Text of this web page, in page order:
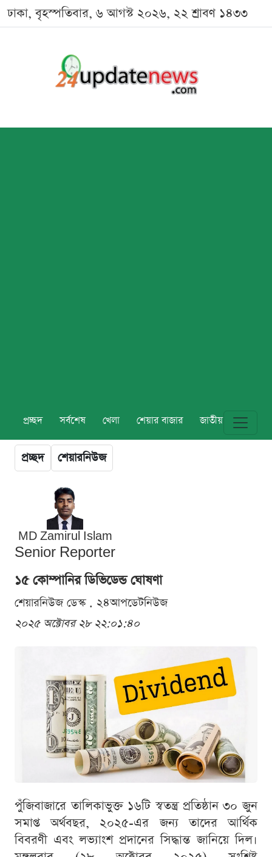
ঢাকা, বৃহস্পতিবার, ৬ আগস্ট ২০২৬, ২২ শ্রাবণ ১৪৩৩
প্রচ্ছদ সর্বশেষ খেলা শেয়ার বাজার জাতীয় বিশ্ব
প্রচ্ছদ শেয়ারনিউজ
MD Zamirul Islam
Senior Reporter
১৫ কোম্পানির ডিভিডেন্ড ঘোষণা
শেয়ারনিউজ ডেস্ক . ২৪আপডেটনিউজ
২০২৫ অক্টোবর ২৮ ২২:০১:৪০
পুঁজিবাজারে তালিকাভুক্ত ১৬টি স্বতন্ত্র প্রতিষ্ঠান ৩০ জুন
সমাপ্ত অর্থবছর, ২০২৫-এর জন্য তাদের আর্থিক
বিবরণী এবং লভ্যাংশ প্রদানের সিদ্ধান্ত জানিয়ে দিল।